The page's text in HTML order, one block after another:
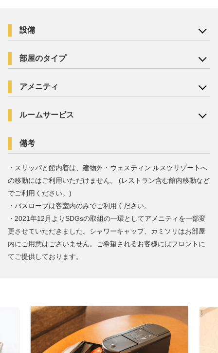
設備
部屋のタイプ
アメニティ
ルームサービス
備考
・スリッパと館内着は、建物外・ウェスティン ルスツリゾートへ
の移動にはご利用いただけません。 (レストラン含む館内移動など
でご利用ください。)
・バスローブは客室内のみでご利用ください。
・2021年12月よりSDGsの取組の一環としてアメニティを一部変
更させていただきました。シャワーキャップ、カミソリはお部屋
内にご用意はございません。ご希望されるお客様にはフロントに
てご提供しております。